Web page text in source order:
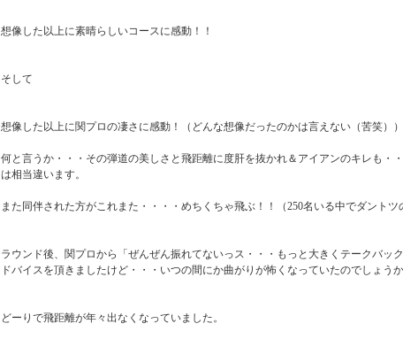
想像した以上に素晴らしいコースに感動！！
そして
想像した以上に関プロの凄さに感動！（どんな想像だったのかは言えない（苦笑））
何と言うか・・・その弾道の美しさと飛距離に度肝を抜かれ＆アイアンのキレも・
は相当違います。
また同伴された方がこれまた・・・・めちくちゃ飛ぶ！！（250名いる中でダントツ
ラウンド後、関プロから「ぜんぜん振れてないっス・・・もっと大きくテークバッ
ドバイスを頂きましたけど・・・いつの間にか曲がりが怖くなっていたのでしょうか
どーりで飛距離が年々出なくなっていました。